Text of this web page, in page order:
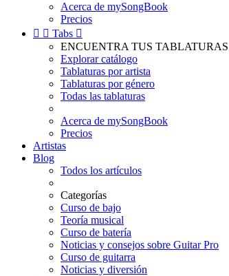
Acerca de mySongBook
Precios
  Tabs 
ENCUENTRA TUS TABLATURAS
Explorar catálogo
Tablaturas por artista
Tablaturas por género
Todas las tablaturas
Acerca de mySongBook
Precios
Artistas
Blog
Todos los artículos
Categorías
Curso de bajo
Teoría musical
Curso de batería
Noticias y consejos sobre Guitar Pro
Curso de guitarra
Noticias y diversión